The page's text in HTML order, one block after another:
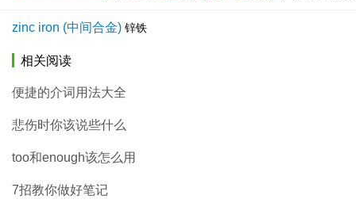
zinc iron (中间合金) 锌铁
相关阅读
便捷的介词用法大全
悲伤时你该说些什么
too和enough该怎么用
7招教你做好笔记